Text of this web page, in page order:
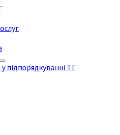
підпорядкуванні ТГ